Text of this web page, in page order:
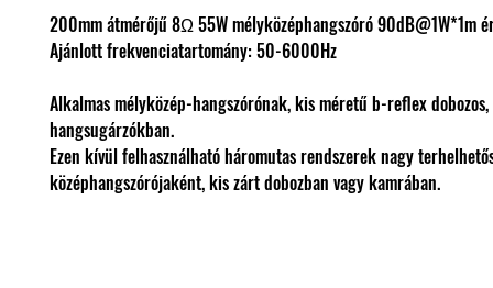
200mm átmérőjű 8Ω 55W mélyközéphangszóró 90dB@1W*1m
Ajánlott frekvenciatartomány: 50-6000Hz
Alkalmas mélyközép-hangszórónak, kis méretű b-reflex dobozos,
hangsugárzókban.
Ezen kívül felhasználható háromutas rendszerek nagy
középhangszórójaként, kis zárt dobozban vagy kamrában.